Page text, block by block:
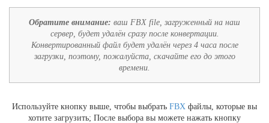
Обратите внимание: ваш FBX file, загруженный на наш
сервер, будет удалён сразу после конвертации.
Конвертированный файл будет удалён через 4 часа после
загрузки, поэтому, пожалуйста, скачайте его до этого
времени.
Используйте кнопку выше, чтобы выбрать FBX файлы, которые вы
хотите загрузить; После выбора вы можете нажать кнопку